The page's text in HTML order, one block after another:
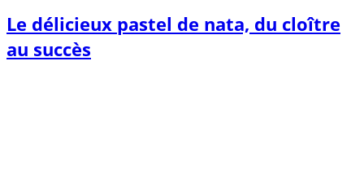
Le délicieux pastel de nata, du cloître
au succès